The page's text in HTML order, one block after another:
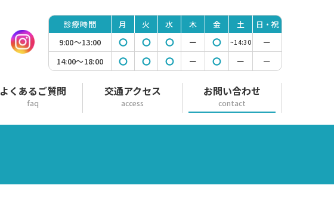
診療時間の表
診療時間 月 火 水 木 金 土
日・祝
9:00〜13:00
◯ ◯ ◯ ー ◯ ~14:30
ー
14:00〜18:00
◯ ◯ ◯ ー ◯ ー ー
よくあるご質問
faq
交通アクセス
access
お問い合わせ
contact